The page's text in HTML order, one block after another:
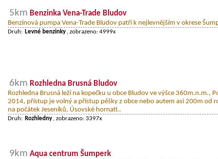
5km Benzinka Vena-Trade Bludov
Benzínová pumpa Vena-Trade Bludov patří k nejlevnějším v okrese
Druh: Levné benzinky , zobrazeno: 4999x
6km Rozhledna Brusná Bludov
Rozhledna Brusná leží na kopečku u obce Bludov ve výšce 360m.n.m.,
2014, přístup je volný a přístup pěšky z obce nebo autem asi 200m od
na počátek Jeseníků, Úsovské hornati..
Druh: Rozhledny , zobrazeno: 3397x
9km Aqua centrum Šumperk